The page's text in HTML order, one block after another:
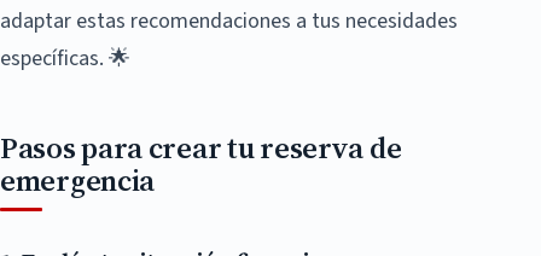
adaptar estas recomendaciones a tus necesidades
específicas. 🌟
Pasos para crear tu reserva de
emergencia